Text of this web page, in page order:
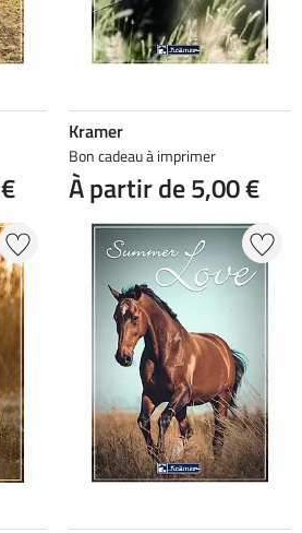
Kramer
Bon cadeau à imprimer
À partir de 5,00 €